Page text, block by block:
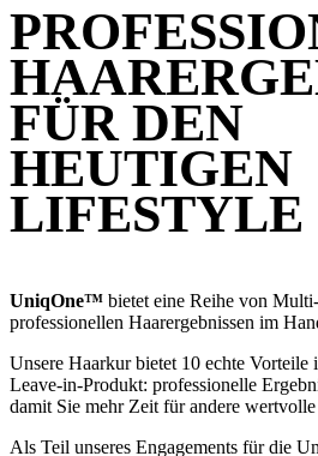
FÜR DEN
HEUTIGEN
LIFESTYLE
UniqOne™ bietet eine Reihe von
professionellen Haarergebnissen im
Unsere Haarkur bietet 10 echte Vorteile
Leave-in-Produkt: professionelle
damit Sie mehr Zeit für andere
Als Teil unseres Engagements für die